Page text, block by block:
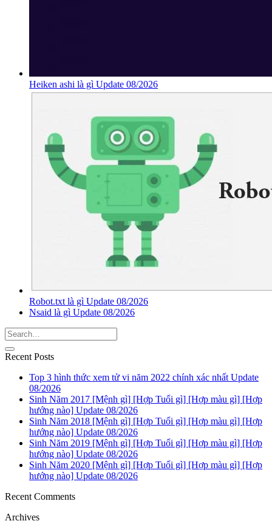
Heiken ashi là gì Update 08/2026
Robot.txt là gì Update 08/2026
Nsaid là gì Update 08/2026
Recent Posts
Top 3 hình thức xem tử vi năm 2022 chính xác nhất Update
08/2026
Sinh Năm 2017 [Mệnh gì] [Hợp Tuổi gì] [Hợp màu gì] [Hợp
hướng nào] Update 08/2026
Sinh Năm 2018 [Mệnh gì] [Hợp Tuổi gì] [Hợp màu gì] [Hợp
hướng nào] Update 08/2026
Sinh Năm 2019 [Mệnh gì] [Hợp Tuổi gì] [Hợp màu gì] [Hợp
hướng nào] Update 08/2026
Sinh Năm 2020 [Mệnh gì] [Hợp Tuổi gì] [Hợp màu gì] [Hợp
hướng nào] Update 08/2026
Recent Comments
Archives